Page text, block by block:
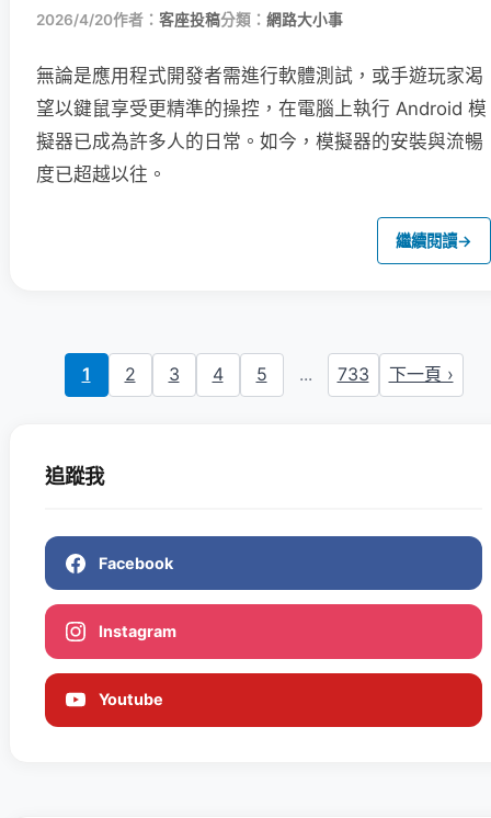
2026/4/20作者： 客座投稿分類： 網路大小事
無論是應用程式開發者需進行軟體測試，或手遊玩家渴
望以鍵鼠享受更精準的操控，在電腦上執行 Android 模
擬器已成為許多人的日常。如今，模擬器的安裝與流暢
度已超越以往。
繼續閱讀→
1 2 3 4 5 ... 733 下一頁 ›
追蹤我
Facebook
Instagram
Youtube